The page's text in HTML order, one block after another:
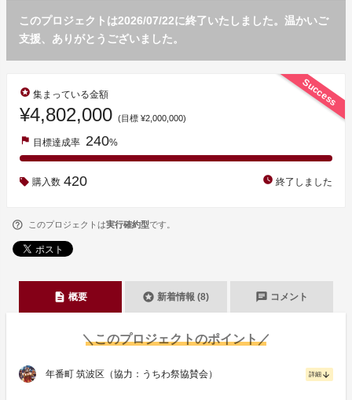
このプロジェクトは2026/07/22に終了いたしました。温かいご
支援、ありがとうございました。
Success
stars 集まっている金額
¥4,802,000 (目標 ¥2,000,000)
flag 目標達成率 240%
購入数 420 watch_later 終了しました
このプロジェクトは実行確約型です。
description 概要 stars 新着情報 (8) chat コメント
＼このプロジェクトのポイント／
年番町 筑波区（協力：うちわ祭協賛会） 詳細 arrow_downward